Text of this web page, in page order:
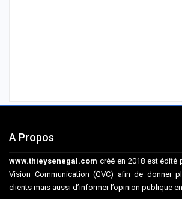
A Propos
www.thieysenegal.com créé en 2018 est édité
Vision Communication (GVC) afin de donner
clients mais aussi d’informer l’opinion publique